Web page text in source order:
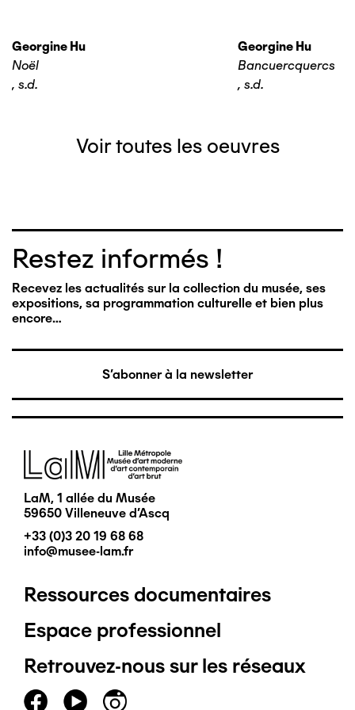
Georgine Hu
Noël
, s.d.
Georgine Hu
Bancuercquercs
, s.d.
Voir toutes les oeuvres
Restez informés !
Recevez les actualités sur la collection du musée, ses
expositions, sa programmation culturelle et bien plus
encore…
S'abonner à la newsletter
Image
LaM, 1 allée du Musée
59650 Villeneuve d'Ascq
+33 (0)3 20 19 68 68
info@musee-lam.fr
Pied
de
page
Ressources documentaires
Espace professionnel
Retrouvez-nous sur les réseaux